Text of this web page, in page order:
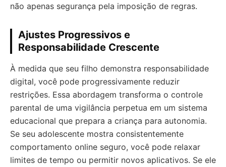
não apenas segurança pela imposição de regras.
Ajustes Progressivos e
Responsabilidade Crescente
À medida que seu filho demonstra responsabilidade
digital, você pode progressivamente reduzir
restrições. Essa abordagem transforma o controle
parental de uma vigilância perpetua em um sistema
educacional que prepara a criança para autonomia.
Se seu adolescente mostra consistentemente
comportamento online seguro, você pode relaxar
limites de tempo ou permitir novos aplicativos. Se ele